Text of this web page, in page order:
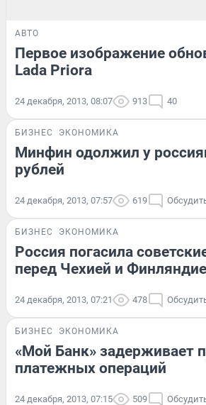
АВТО
Первое изображение
Lada Priora
24 декабря, 2013, 08:07 913 40
БИЗНЕС ЭКОНОМИКА
Минфин одолжил у
рублей
24 декабря, 2013, 07:57 619
БИЗНЕС ЭКОНОМИКА
Россия погасила
перед Чехией и
24 декабря, 2013, 07:21 478
БИЗНЕС ЭКОНОМИКА
«Мой Банк» задерживает
платежных операций
24 декабря, 2013, 07:15 509